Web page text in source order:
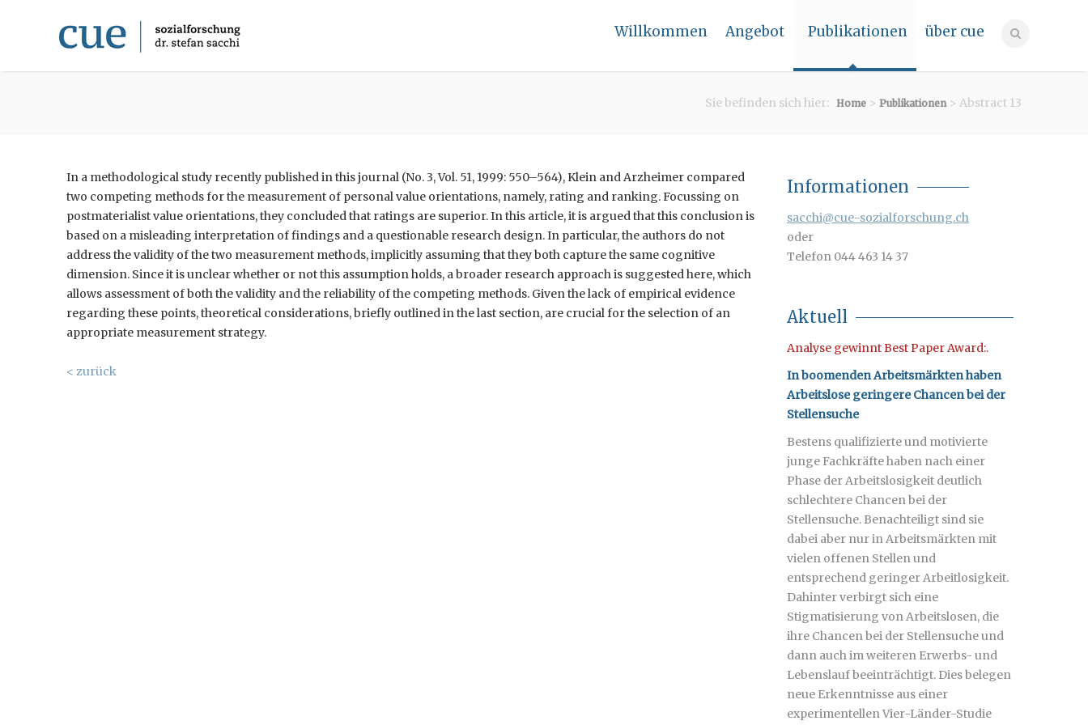
Willkommen Angebot Publikationen über cue
Sie befinden sich hier: Home > Publikationen> Abstract 13
In a methodological study recently published in this journal (No. 3, Vol. 51, 1999: 550–564), Klein and Arzheimer compared
two competing methods for the measurement of personal value orientations, namely, rating and ranking. Focussing on
postmaterialist value orientations, they concluded that ratings are superior. In this article, it is argued that this conclusion is
based on a misleading interpretation of findings and a questionable research design. In particular, the authors do not
address the validity of the two measurement methods, implicitly assuming that they both capture the same cognitive
dimension. Since it is unclear whether or not this assumption holds, a broader research approach is suggested here, which
allows assessment of both the validity and the reliability of the competing methods. Given the lack of empirical evidence
regarding these points, theoretical considerations, briefly outlined in the last section, are crucial for the selection of an
appropriate measurement strategy.
< zurück
Informationen
sacchi@cue-sozialforschung.ch
oder
Telefon 044 463 14 37
Aktuell
Analyse gewinnt Best Paper Award:.
In boomenden Arbeitsmärkten haben
Arbeitslose geringere Chancen bei der
Stellensuche
Bestens qualifizierte und motivierte
junge Fachkräfte haben nach einer
Phase der Arbeitslosigkeit deutlich
schlechtere Chancen bei der
Stellensuche. Benachteiligt sind sie
dabei aber nur in Arbeitsmärkten mit
vielen offenen Stellen und
entsprechend geringer Arbeitlosigkeit.
Dahinter verbirgt sich eine
Stigmatisierung von Arbeitslosen, die
ihre Chancen bei der Stellensuche und
dann auch im weiteren Erwerbs- und
Lebenslauf beeinträchtigt. Dies belegen
neue Erkenntnisse aus einer
experimentellen Vier-Länder-Studie